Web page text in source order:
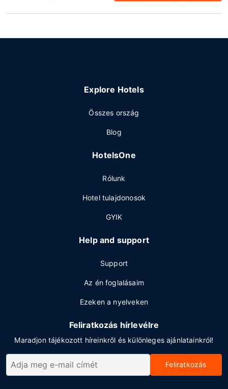
Explore Hotels
Összes ország
Blog
HotelsOne
Rólunk
Hotel tulajdonosok
GYIK
Help and support
Support
Az én foglalásaim
Ezeken a nyelveken
Feliratkozás hírlevélre
Maradjon tájékozott híreinkről és különleges ajánlatainkról!
Feliratkozás